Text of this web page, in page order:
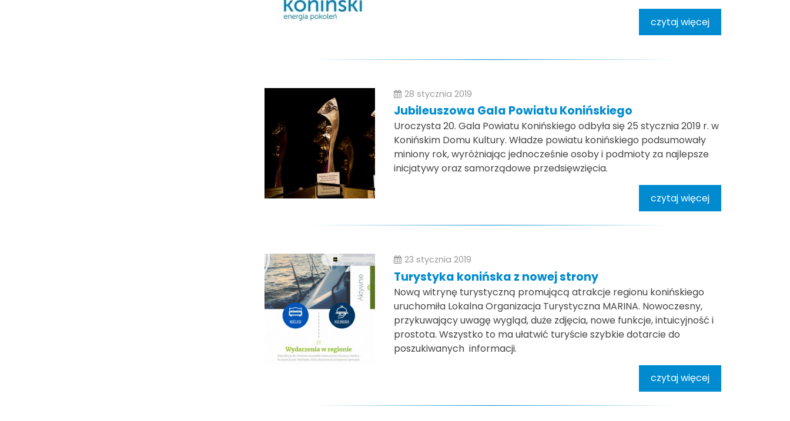
czytaj więcej
28 stycznia 2019
Jubileuszowa Gala Powiatu Konińskiego
Uroczysta 20. Gala Powiatu Konińskiego odbyła się 25 stycznia 2019 r. w
Konińskim Domu Kultury. Władze powiatu konińskiego podsumowały
miniony rok, wyróżniając jednocześnie osoby i podmioty za najlepsze
inicjatywy oraz samorządowe przedsięwzięcia.
czytaj więcej
23 stycznia 2019
Turystyka konińska z nowej strony
Nową witrynę turystyczną promującą atrakcje regionu konińskiego
uruchomiła Lokalna Organizacja Turystyczna MARINA. Nowoczesny,
przykuwający uwagę wygląd, duże zdjęcia, nowe funkcje, intuicyjność i
prostota. Wszystko to ma ułatwić turyście szybkie dotarcie do
poszukiwanych informacji.
czytaj więcej